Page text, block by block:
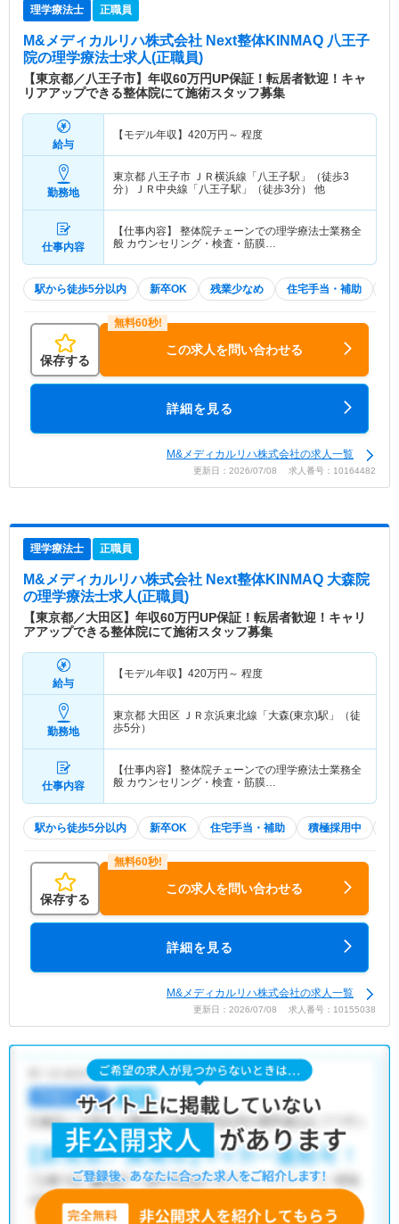
理学療法士 正職員
M&メディカルリハ株式会社 Next整体KINMAQ 八王子
院の理学療法士求人(正職員)
【東京都／八王子市】年収60万円UP保証！転居者歓迎！キャ
リアアップできる整体院にて施術スタッフ募集
給与
【モデル年収】 420万円～ 程度
勤務地
東京都 八王子市
ＪＲ横浜線「八王子駅」（徒歩3
分）ＪＲ中央線「八王子駅」（徒歩3分） 他
仕事内容
【仕事内容】 整体院チェーンでの理学療法士業務全
般 カウンセリング・検査・筋膜…
駅から徒歩5分以内 新卒OK 残業少なめ 住宅手当・補助
保存する
この求人を問い合わせる
詳細を見る
M&メディカルリハ株式会社の求人一覧
更新日：2026/07/08 求人番号：10164482
理学療法士 正職員
M&メディカルリハ株式会社 Next整体KINMAQ 大森院
の理学療法士求人(正職員)
【東京都／大田区】年収60万円UP保証！転居者歓迎！キャリ
アアップできる整体院にて施術スタッフ募集
給与
【モデル年収】 420万円～ 程度
勤務地
東京都 大田区
ＪＲ京浜東北線「大森(東京)駅」（徒
歩5分）
仕事内容
【仕事内容】 整体院チェーンでの理学療法士業務全
般 カウンセリング・検査・筋膜…
駅から徒歩5分以内 新卒OK 住宅手当・補助 積極採用中
保存する
この求人を問い合わせる
詳細を見る
M&メディカルリハ株式会社の求人一覧
更新日：2026/07/08 求人番号：10155038